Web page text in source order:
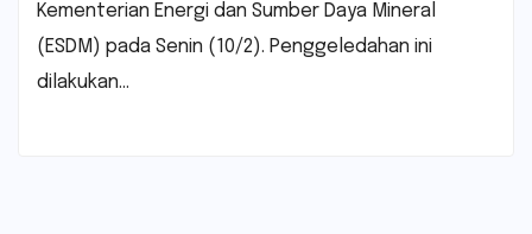
Kementerian Energi dan Sumber Daya Mineral
(ESDM) pada Senin (10/2). Penggeledahan ini
dilakukan…